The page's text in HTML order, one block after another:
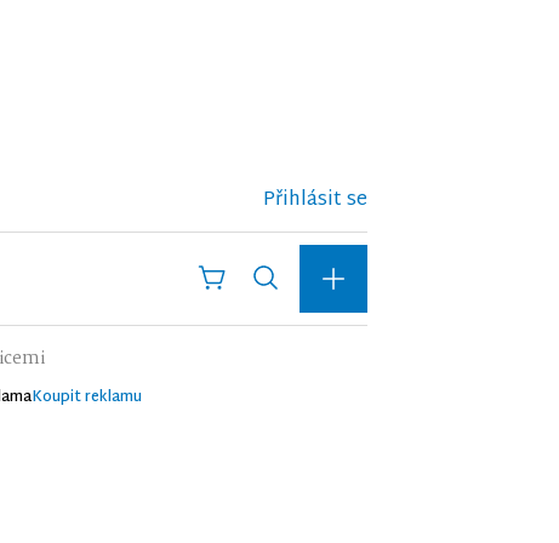
Přihlásit se
Koupit reklamu